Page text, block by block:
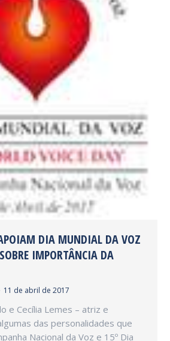
DIA MUNDIAL DA VOZ
IMPORTÂNCIA DA
11 de abril de 2017
e Cecília Lemes – atriz e
das personalidades que
Nacional da Voz e 15º Dia